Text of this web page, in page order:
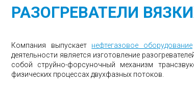
РАЗОГРЕВАТЕЛИ
Компания выпускает нефтегазовое оборудование
деятельности является изготовление
собой струйно-форсуночный механизм
физических процессах двухфазных потоков.